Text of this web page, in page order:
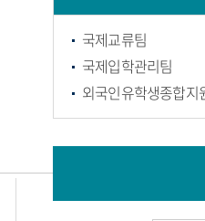
국제교류팀
국제입학관리팀
외국인유학생종합지